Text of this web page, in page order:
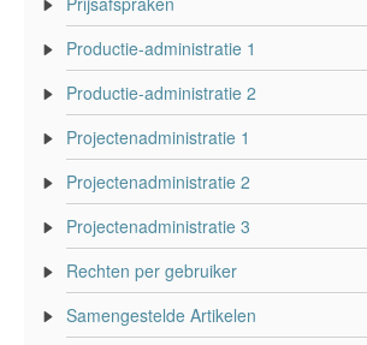
Productie-administratie 1
Productie-administratie 2
Projectenadministratie 1
Projectenadministratie 2
Projectenadministratie 3
Rechten per gebruiker
Samengestelde Artikelen